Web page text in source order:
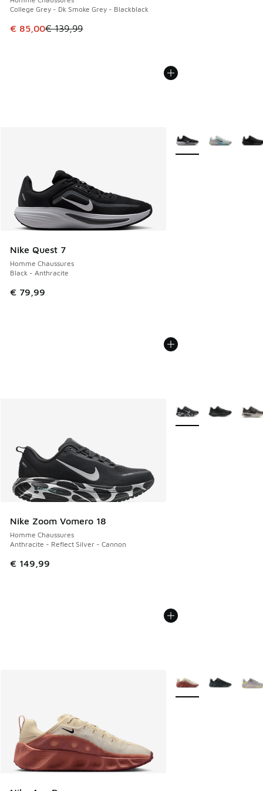
College Grey - Dk Smoke Grey - Blackblack
Cet article est en promotion. Prix en baisse de € 139,99 à
€ 85,00€ 139,99
Nike Quest 7
Homme Chaussures
Black - Anthracite
€ 79,99
Plus de couleurs
Nike Zoom Vomero 18
Homme Chaussures
Anthracite - Reflect Silver - Cannon
€ 149,99
Plus de couleurs
Plus de couleurs